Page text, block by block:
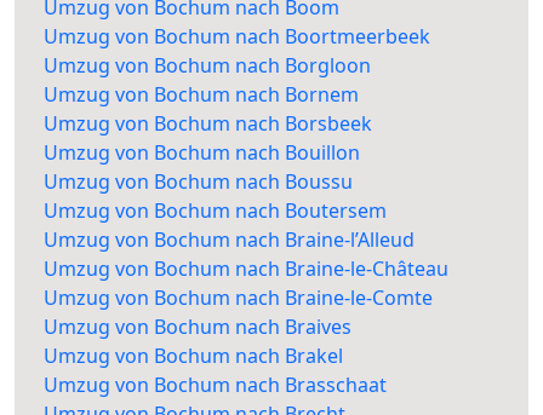
Umzug von Bochum nach Boom
Umzug von Bochum nach Boortmeerbeek
Umzug von Bochum nach Borgloon
Umzug von Bochum nach Bornem
Umzug von Bochum nach Borsbeek
Umzug von Bochum nach Bouillon
Umzug von Bochum nach Boussu
Umzug von Bochum nach Boutersem
Umzug von Bochum nach Braine-l’Alleud
Umzug von Bochum nach Braine-le-Château
Umzug von Bochum nach Braine-le-Comte
Umzug von Bochum nach Braives
Umzug von Bochum nach Brakel
Umzug von Bochum nach Brasschaat